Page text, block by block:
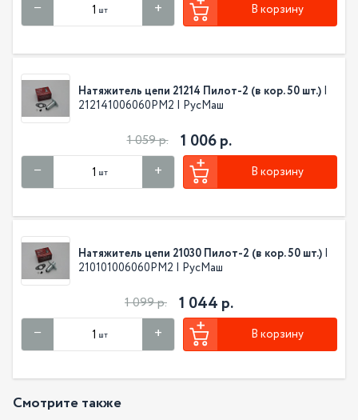
шт В корзину
Натяжитель цепи 21214 Пилот-2 (в кор. 50 шт.) |
212141006060РМ2 | РусМаш
1 059 р. 1 006 р.
шт В корзину
Натяжитель цепи 21030 Пилот-2 (в кор. 50 шт.) |
210101006060РМ2 | РусМаш
1 099 р. 1 044 р.
шт В корзину
Смотрите также